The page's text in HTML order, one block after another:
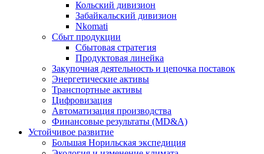
Кольский дивизион
Забайкальский дивизион
Nkomati
Сбыт продукции
Сбытовая стратегия
Продуктовая линейка
Закупочная деятельность и цепочка поставок
Энергетические активы
Транспортные активы
Цифровизация
Автоматизация производства
Финансовые результаты (MD&A)
Устойчивое развитие
Большая Норильская экспедиция